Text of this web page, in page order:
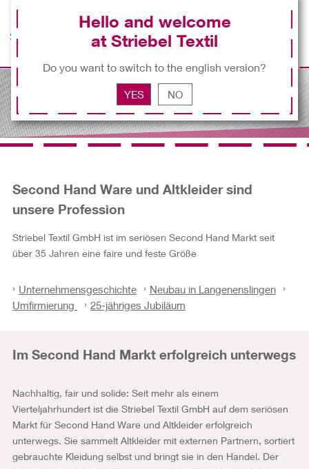
EN
Hello and welcome
at Striebel Textil
Do you want to switch to the english version?
YES NO
Second Hand Ware und Altkleider sind
unsere Profession
Striebel Textil GmbH ist im seriösen Second Hand Markt seit
über 35 Jahren eine faire und feste Größe
Unternehmensgeschichte
Neubau in Langenenslingen
Umfirmierung
25-jähriges Jubiläum
Im Second Hand Markt erfolgreich unterwegs
Nachhaltig, fair und solide: Seit mehr als einem
Vierteljahrhundert ist die Striebel Textil GmbH auf dem seriösen
Markt für Second Hand Ware und Altkleider erfolgreich
unterwegs. Sie sammelt Altkleider mit externen Partnern, sortiert
gebrauchte Kleidung selbst und bringt sie in den Handel. Der